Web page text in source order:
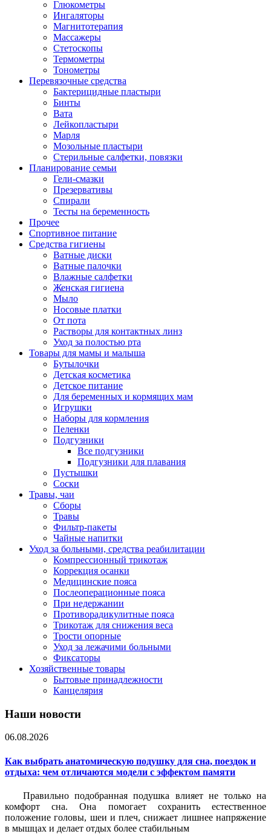
Глюкометры
Ингаляторы
Магнитотерапия
Массажеры
Стетоскопы
Термометры
Тонометры
Перевязочные средства
Бактерицидные пластыри
Бинты
Вата
Лейкопластыри
Марля
Мозольные пластыри
Стерильные салфетки, повязки
Планирование семьи
Гели-смазки
Презервативы
Спирали
Тесты на беременность
Прочее
Спортивное питание
Средства гигиены
Ватные диски
Ватные палочки
Влажные салфетки
Женская гигиена
Мыло
Носовые платки
От пота
Растворы для контактных линз
Уход за полостью рта
Товары для мамы и малыша
Бутылочки
Детская косметика
Детское питание
Для беременных и кормящих мам
Игрушки
Наборы для кормления
Пеленки
Подгузники
Все подгузники
Подгузники для плавания
Пустышки
Соски
Травы, чаи
Сборы
Травы
Фильтр-пакеты
Чайные напитки
Уход за больными, средства реабилитации
Компрессионный трикотаж
Коррекция осанки
Медицинские пояса
Послеоперационные пояса
При недержании
Противорадикулитные пояса
Трикотаж для снижения веса
Трости опорные
Уход за лежачими больными
Фиксаторы
Хозяйственные товары
Бытовые принадлежности
Канцелярия
Наши новости
06.08.2026
Как выбрать анатомическую подушку для сна, поездок и
отдыха: чем отличаются модели с эффектом памяти
Правильно подобранная подушка влияет не только на
комфорт сна. Она помогает сохранить естественное
положение головы, шеи и плеч, снижает лишнее напряжение
в мышцах и делает отдых более стабильным